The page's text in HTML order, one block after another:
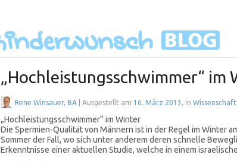
„Hochleistungsschwimmer“ im
Rene Winsauer, BA | Ausgestellt am 16. März 2013 , in Wissenschaft
„Hochleistungsschwimmer“ im Winter
Die Spermien-Qualität von Männern ist in der Regel im Winter
Sommer der Fall, wo sich unter anderem deren schnelle
Erkenntnisse einer aktuellen Studie, welche in einem